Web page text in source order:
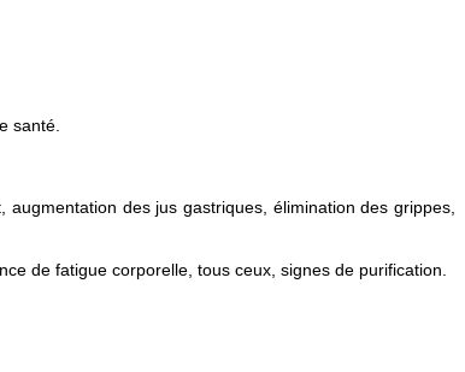
santé.
des jus gastriques, élimination des grippes,
de fatigue corporelle, tous ceux, signes de purification.